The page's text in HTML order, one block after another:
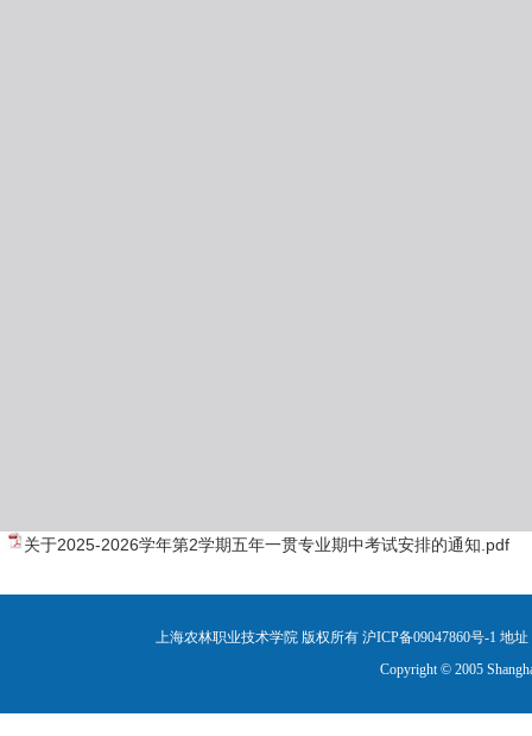
关于2025-2026学年第2学期五年一贯专业期中考试安排的通知.pdf
上海农林职业技术学院 版权所有 沪ICP备09047860号-1 地址
Copyright © 2005